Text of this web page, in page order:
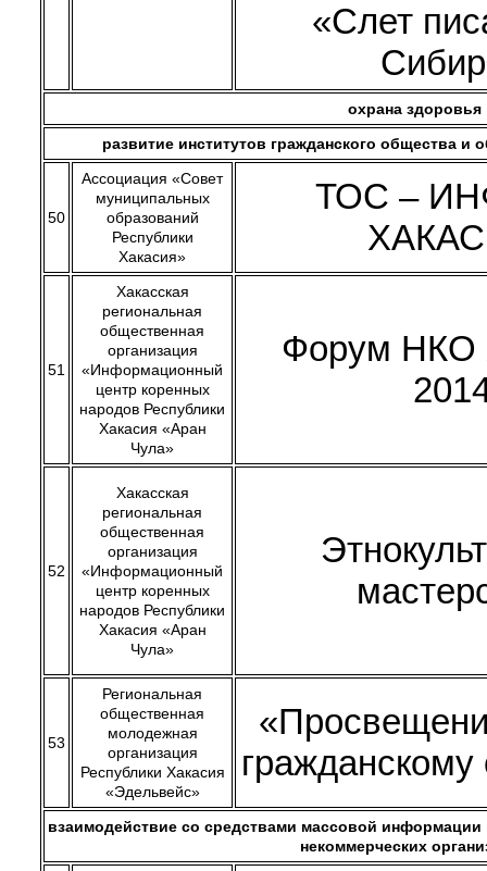
«Слет
охрана здоровья
развитие институтов гражданского общества и
50
Ассоциация «Совет
муниципальных
образований
Республики
Хакасия»
ТОС –
51
Хакасская
региональная
общественная
организация
«Информационный
центр коренных
народов Республики
Хакасия «Аран
Чула»
Форум НКО
52
Хакасская
региональная
общественная
организация
«Информационный
центр коренных
народов Республики
Хакасия «Аран
Чула»
53
Региональная
общественная
молодежная
организация
Республики Хакасия
«Эдельвейс»
взаимодействие со средствами массовой информации
некоммерческих